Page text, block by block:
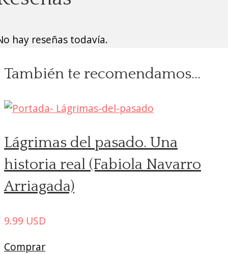
hay reseñas todavía.
También te recomendamos…
Lágrimas del pasado. Una
historia real (Fabiola Navarro
Arriagada)
9.99 USD
Comprar